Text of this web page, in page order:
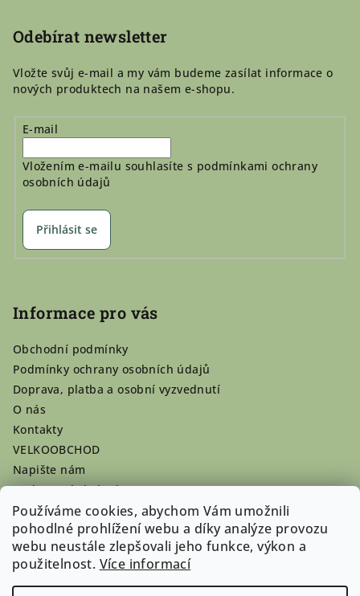
Používáme cookies, abychom Vám umožnili
pohodlné prohlížení webu a díky analýze provozu
webu neustále zlepšovali jeho funkce, výkon a
použitelnost. Více informací
Odebírat newsletter
Vložte svůj e-mail a my vám budeme zasílat informace o
nových produktech na našem e-shopu.
E-mail
Vložením e-mailu souhlasíte s podmínkami ochrany
osobních údajů
Přihlásit se
Informace pro vás
Obchodní podmínky
Podmínky ochrany osobních údajů
Doprava, platba a osobní vyzvednutí
O nás
Kontakty
VELKOOBCHOD
Napište nám
Hodnocení obchodu
Registrace se vyplatí!
Pamlsky na míru
Nepřevzaté dobírky